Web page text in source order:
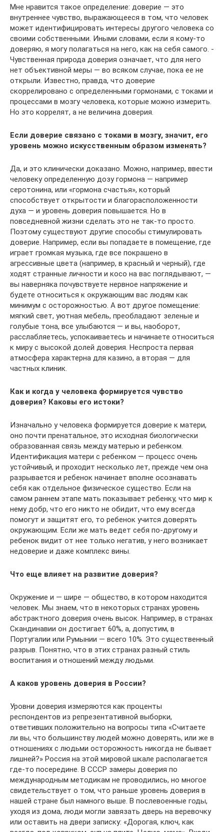
Мне нравится такое определение: доверие — это
внутреннее чувство, выражающееся в том, что человек
может идентифицировать интересы другого человека со
своими собст­венными. Иными словами, если я кому-то
доверяю, я могу полагаться на него, как на себя самого. ­
Чувственная природа доверия означает, что для него
нет объективной меры — во всяком случае, пока ее не
открыли. Известно, правда, что доверие
скоррелировано с определенными гормонами, с токами и
процессами в мозгу человека, которые можно измерить.
Но это коррелят, а не величина доверия.
Если доверие связано с токами в мозгу, значит, его
уровень можно искусственным образом изменять?
Да, и это клинически доказано. Можно, например, ввести
человеку определенную дозу гормона — например
серотонина, или «гормона счастья», который
способствует открытости и благорасположенности
духа — и уровень доверия повышается. Но в
повседневной жизни сделать это не так-то просто.
Поэтому существуют другие способы стимулировать
доверие. Например, если вы попадаете в помещение, где
играет громкая музыка, где все покрашено в
агрессивные цвета (например, в красный и черный), где
ходят странные личности и косо на вас поглядывают, —
вы наверняка почувствуете нервное напряжение и
будете относиться к окружающим вас людям как
минимум с осторожностью. А вот другое помещение:
мягкий свет, уютная мебель, преобладают зеленые и
голубые тона, все улыбаются — и вы, наоборот,
расслабляетесь, успокаиваетесь и начинаете относиться
к миру с высокой долей доверия. Неспроста первая
атмосфера характерна для казино, а вторая — для
частных клиник.
Как и когда у человека формируется чувство
доверия? Каковы его истоки?
Изначально у человека формируется доверие к матери,
оно почти пренатальное, это исходная биологически
образованная связь между ­матерью и ребенком.
Идентификация матери с ребенком — процесс очень
устойчивый, и проходит несколько лет, прежде чем она
разрывается и ребенок начинает вполне осознавать
себя как отдельное физическое существо. Если на
самом раннем этапе мать показывает ребенку, что мир к
нему добр, что его никто не обидит, что ему всегда
помогут и защитят его, то ребенок учится доверять
окружающим. Если же мать ведет себя по-другому и
ребенок видит от нее только негатив, у него возникает
недоверие и даже комплекс вины.
Что еще влияет на развитие доверия?
Окружение и — шире — ­общество, в котором находится
человек. Мы знаем, что в некоторых странах уровень
абстрактного доверия очень высок. Например, в странах
Скандинавии он достигает 60%, а, допустим, в
Португалии или Румынии — ­всего 10%. Это существенный
разрыв. По­нятно, что в этих странах разный стиль
воспитания и отношений между людьми.
А каков уровень доверия в России?
Уровни доверия измеряются как проценты
респондентов из репрезентативной выборки,
ответивших положительно на вопросы типа «Считае­те
ли вы, что большинству людей можно доверять, или же в
отношениях с людьми осторожность никогда не бывает
лишней?» Россия на этой мировой шкале располагается
где-то посередине. В СССР замеры ­доверия по
международным ­методикам не проводились, но многое
свидетельствует о том, что раньше уровень доверия в
нашей стране был намного выше. В послевоенные годы,
уходя из дома, люди могли завязать дверь на веревочку
или оставить на двери записку: «Дорогая, ключ, как